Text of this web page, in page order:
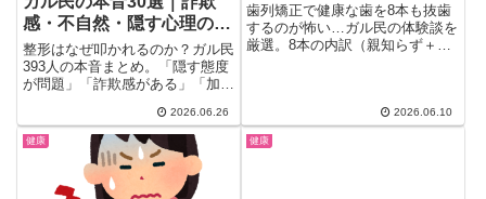
感・不自然・隠す心理の真
相
整形はなぜ叩かれるのか？ガル民
393人の本音まとめ。「隠す態度
が問題」「詐欺感がある」「加齢
の理由を30選で徹底解剖。整形
叩きの背景にある本音と、叩かれ
る整形・叩かれない整形の境界線
2026.06.26
用・後悔は
歯列矯正で健康な歯を8本も抜歯
するのが怖い…ガル民の体験談を
厳選。8本の内訳（親知らず＋小
科の選び方まで一気にまとめまし
た。
2026.06.10
健康 健康